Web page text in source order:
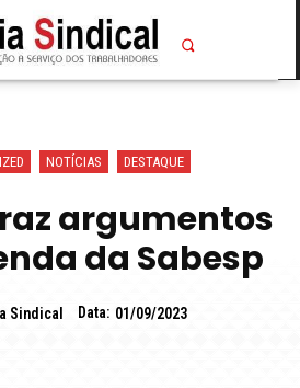
NOTÍCIAS DESTAQUE
argumentos
da Sabesp
Sindical Data: 01/09/2023